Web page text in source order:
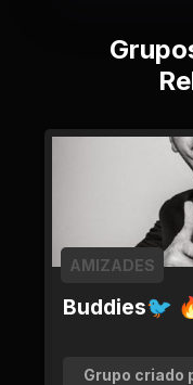
Buddies🐦
AMIZADES
Grupo criado